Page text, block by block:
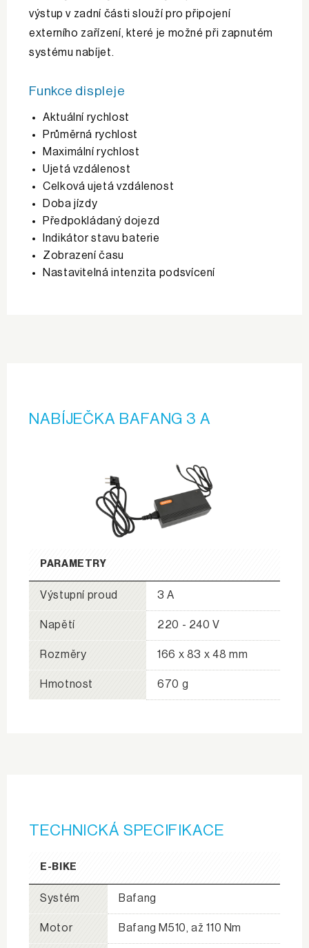
výstup v zadní části slouží pro připojení
externího zařízení, které je možné při zapnutém
systému nabíjet.
Funkce displeje
Aktuální rychlost
Průměrná rychlost
Maximální rychlost
Ujetá vzdálenost
Celková ujetá vzdálenost
Doba jízdy
Předpokládaný dojezd
Indikátor stavu baterie
Zobrazení času
Nastavitelná intenzita podsvícení
NABÍJEČKA BAFANG 3 A
PARAMETRY
Výstupní proud 3 A
Napětí 220 - 240 V
Rozměry 166 x 83 x 48 mm
Hmotnost 670 g
TECHNICKÁ SPECIFIKACE
E-BIKE
Systém Bafang
Motor Bafang M510, až 110 Nm